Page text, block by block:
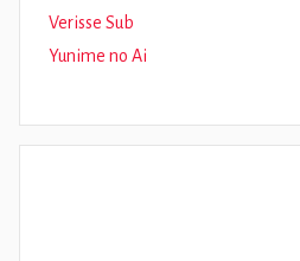
Verisse Sub
Yunime no Ai